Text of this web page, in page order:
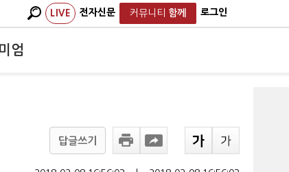
LIVE 전자신문 커뮤니티 함께 로그인
엄
답글쓰기